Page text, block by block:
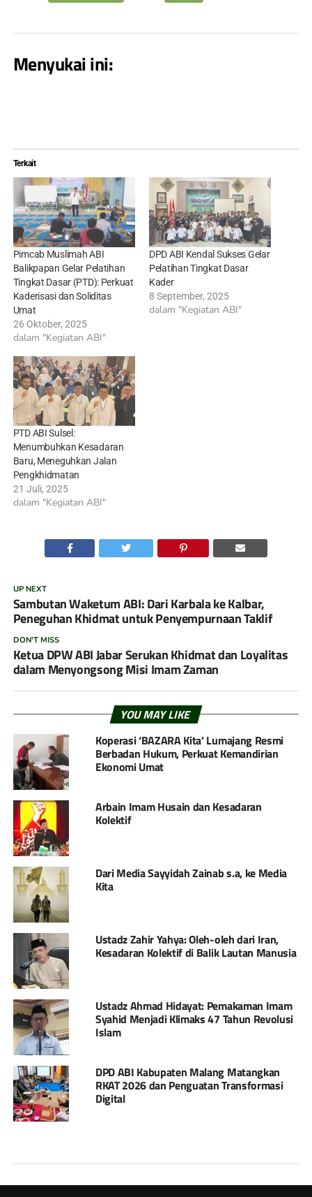
Menyukai ini:
Terkait
Pimcab Muslimah ABI
Balikpapan Gelar Pelatihan
Tingkat Dasar (PTD): Perkuat
Kaderisasi dan Soliditas
Umat
26 Oktober, 2025
dalam "Kegiatan ABI"
DPD ABI Kendal Sukses Gelar
Pelatihan Tingkat Dasar
Kader
8 September, 2025
dalam "Kegiatan ABI"
PTD ABI Sulsel:
Menumbuhkan Kesadaran
Baru, Meneguhkan Jalan
Pengkhidmatan
21 Juli, 2025
dalam "Kegiatan ABI"
UP NEXT
Sambutan Waketum ABI: Dari Karbala ke Kalbar,
Peneguhan Khidmat untuk Penyempurnaan Taklif
DON'T MISS
Ketua DPW ABI Jabar Serukan Khidmat dan Loyalitas
dalam Menyongsong Misi Imam Zaman
YOU MAY LIKE
Koperasi ‘BAZARA Kita’ Lumajang Resmi
Berbadan Hukum, Perkuat Kemandirian
Ekonomi Umat
Arbain Imam Husain dan Kesadaran
Kolektif
Dari Media Sayyidah Zainab s.a, ke Media
Kita
Ustadz Zahir Yahya: Oleh-oleh dari Iran,
Kesadaran Kolektif di Balik Lautan Manusia
Ustadz Ahmad Hidayat: Pemakaman Imam
Syahid Menjadi Klimaks 47 Tahun Revolusi
Islam
DPD ABI Kabupaten Malang Matangkan
RKAT 2026 dan Penguatan Transformasi
Digital